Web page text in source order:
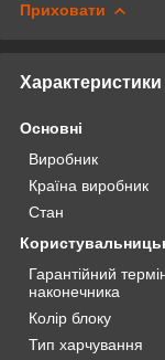
Приховати
Характеристики
Основні
Виробник
Країна виробник
Стан
Гарантійний
наконечника
Колір блоку
Тип харчування